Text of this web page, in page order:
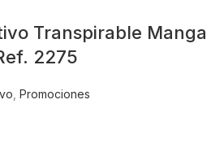
Transpirable Manga
2275
Promociones